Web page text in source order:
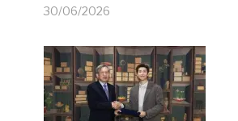
30/06/2026